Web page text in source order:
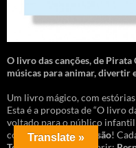
O livro das canções,de Pirata
músicas para animar, divertir
Um livro mágico, com estórias
Esta é a proposta de “O livro
voltado para o público infantil
componente dediversão!
Translate »